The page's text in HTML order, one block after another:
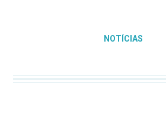
NOTÍCIAS